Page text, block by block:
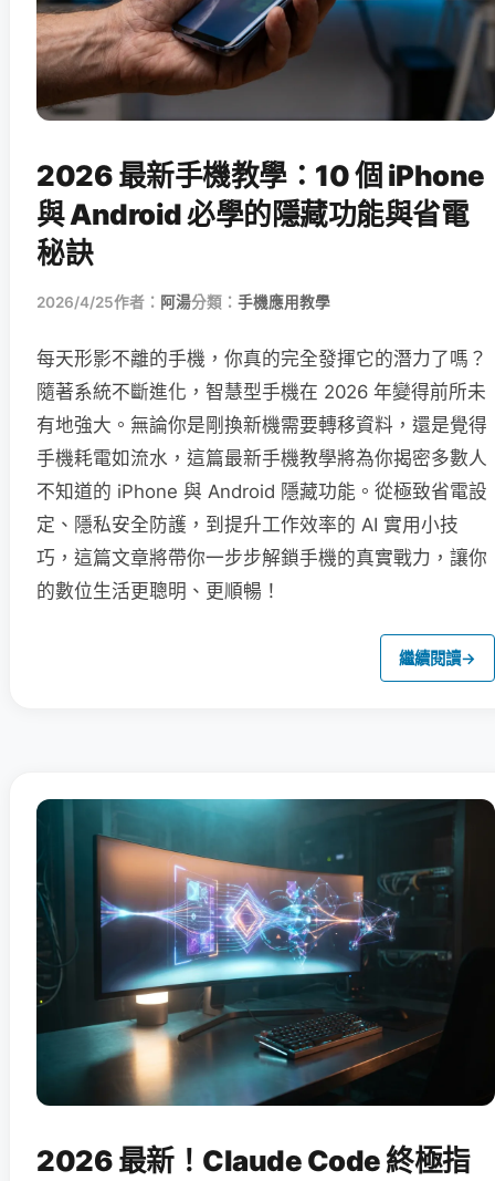
2026 最新手機教學：10 個 iPhone
與 Android 必學的隱藏功能與省電
秘訣
2026/4/25作者： 阿湯分類： 手機應用教學
每天形影不離的手機，你真的完全發揮它的潛力了嗎？
隨著系統不斷進化，智慧型手機在 2026 年變得前所未
有地強大。無論你是剛換新機需要轉移資料，還是覺得
手機耗電如流水，這篇最新手機教學將為你揭密多數人
不知道的 iPhone 與 Android 隱藏功能。從極致省電設
定、隱私安全防護，到提升工作效率的 AI 實用小技
巧，這篇文章將帶你一步步解鎖手機的真實戰力，讓你
的數位生活更聰明、更順暢！
繼續閱讀→
2026 最新！Claude Code 終極指